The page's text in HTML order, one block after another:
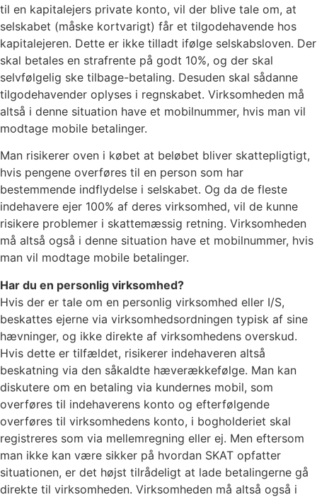
til en kapitalejers private konto, vil der blive tale om, at
selskabet (måske kortvarigt) får et tilgodehavende hos
kapitalejeren. Dette er ikke tilladt ifølge selskabsloven. Der
skal betales en strafrente på godt 10%, og der skal
selvfølgelig ske tilbage-betaling. Desuden skal sådanne
tilgodehavender oplyses i regnskabet. Virksomheden må
altså i denne situation have et mobilnummer, hvis man vil
modtage mobile betalinger.
Man risikerer oven i købet at beløbet bliver skattepligtigt,
hvis pengene overføres til en person som har
bestemmende indflydelse i selskabet. Og da de fleste
indehavere ejer 100% af deres virksomhed, vil de kunne
risikere problemer i skattemæssig retning. Virksomheden
må altså også i denne situation have et mobilnummer, hvis
man vil modtage mobile betalinger.
Har du en personlig virksomhed?
Hvis der er tale om en personlig virksomhed eller I/S,
beskattes ejerne via virksomhedsordningen typisk af sine
hævninger, og ikke direkte af virksomhedens overskud.
Hvis dette er tilfældet, risikerer indehaveren altså
beskatning via den såkaldte hæverækkefølge. Man kan
diskutere om en betaling via kundernes mobil, som
overføres til indehaverens konto og efterfølgende
overføres til virksomhedens konto, i bogholderiet skal
registreres som via mellemregning eller ej. Men eftersom
man ikke kan være sikker på hvordan SKAT opfatter
situationen, er det højst tilrådeligt at lade betalingerne gå
direkte til virksomheden. Virksomheden må altså også i